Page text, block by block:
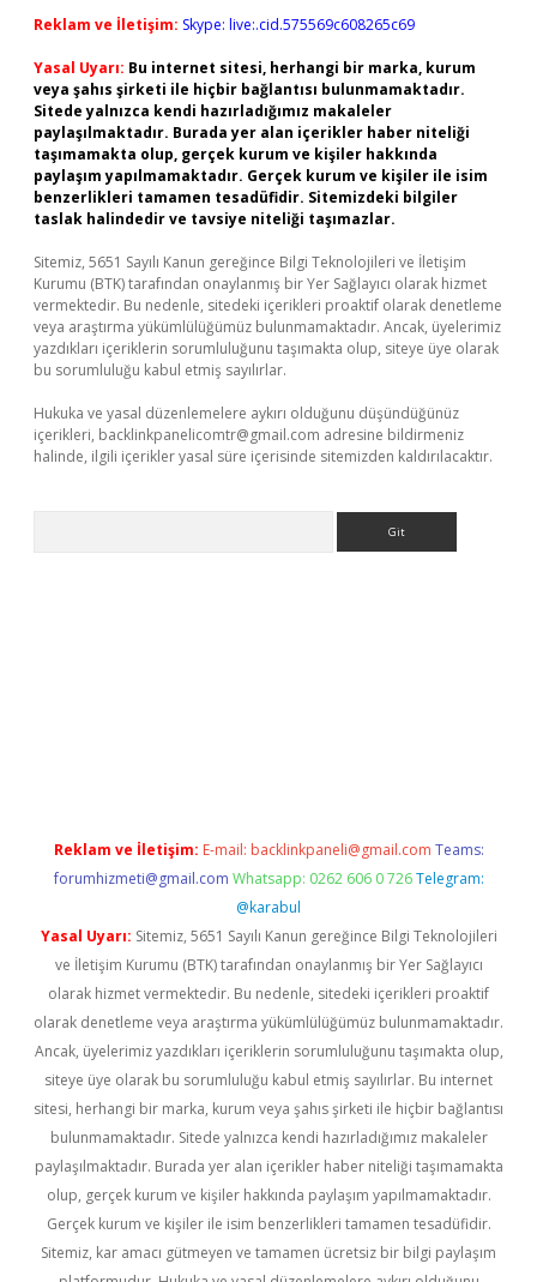
Reklam ve İletişim: Skype: live:.cid.575569c608265c69
Yasal Uyarı: Bu internet sitesi, herhangi bir marka, kurum
veya şahıs şirketi ile hiçbir bağlantısı bulunmamaktadır.
Sitede yalnızca kendi hazırladığımız makaleler
paylaşılmaktadır. Burada yer alan içerikler haber niteliği
taşımamakta olup, gerçek kurum ve kişiler hakkında
paylaşım yapılmamaktadır. Gerçek kurum ve kişiler ile isim
benzerlikleri tamamen tesadüfidir. Sitemizdeki bilgiler
taslak halindedir ve tavsiye niteliği taşımazlar.
Sitemiz, 5651 Sayılı Kanun gereğince Bilgi Teknolojileri ve İletişim
Kurumu (BTK) tarafından onaylanmış bir Yer Sağlayıcı olarak hizmet
vermektedir. Bu nedenle, sitedeki içerikleri proaktif olarak denetleme
veya araştırma yükümlülüğümüz bulunmamaktadır. Ancak, üyelerimiz
yazdıkları içeriklerin sorumluluğunu taşımakta olup, siteye üye olarak
bu sorumluluğu kabul etmiş sayılırlar.
Hukuka ve yasal düzenlemelere aykırı olduğunu düşündüğünüz
içerikleri, backlinkpanelicomtr@gmail.com adresine bildirmeniz
halinde, ilgili içerikler yasal süre içerisinde sitemizden kaldırılacaktır.
Reklam ve İletişim: E-mail: backlinkpaneli@gmail.com Teams:
forumhizmeti@gmail.com Whatsapp: 0262 606 0 726 Telegram:
@karabul
Yasal Uyarı: Sitemiz, 5651 Sayılı Kanun gereğince Bilgi Teknolojileri
ve İletişim Kurumu (BTK) tarafından onaylanmış bir Yer Sağlayıcı
olarak hizmet vermektedir. Bu nedenle, sitedeki içerikleri proaktif
olarak denetleme veya araştırma yükümlülüğümüz bulunmamaktadır.
Ancak, üyelerimiz yazdıkları içeriklerin sorumluluğunu taşımakta olup,
siteye üye olarak bu sorumluluğu kabul etmiş sayılırlar. Bu internet
sitesi, herhangi bir marka, kurum veya şahıs şirketi ile hiçbir bağlantısı
bulunmamaktadır. Sitede yalnızca kendi hazırladığımız makaleler
paylaşılmaktadır. Burada yer alan içerikler haber niteliği taşımamakta
olup, gerçek kurum ve kişiler hakkında paylaşım yapılmamaktadır.
Gerçek kurum ve kişiler ile isim benzerlikleri tamamen tesadüfidir.
Sitemiz, kar amacı gütmeyen ve tamamen ücretsiz bir bilgi paylaşım